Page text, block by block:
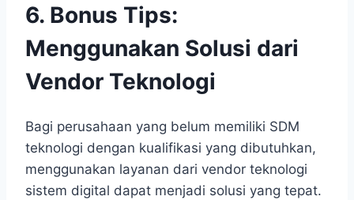
6. Bonus Tips:
Menggunakan Solusi dari
Vendor Teknologi
Bagi perusahaan yang belum memiliki SDM
teknologi dengan kualifikasi yang dibutuhkan,
menggunakan layanan dari vendor teknologi
sistem digital dapat menjadi solusi yang tepat.